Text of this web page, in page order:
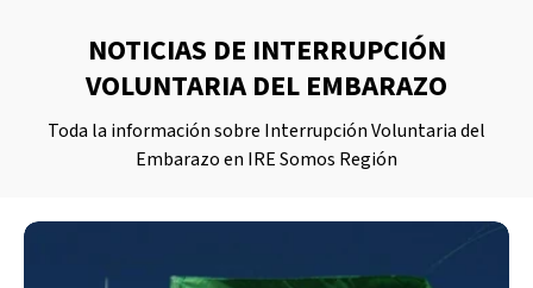
NOTICIAS DE INTERRUPCIÓN
VOLUNTARIA DEL EMBARAZO
Toda la información sobre Interrupción Voluntaria del
Embarazo en IRE Somos Región